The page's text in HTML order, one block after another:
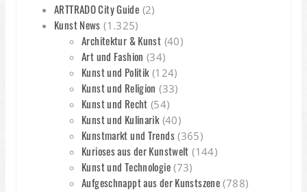
ARTTRADO City Guide (2)
Kunst News (1.325)
Architektur & Kunst (40)
Art und Fashion (34)
Kunst und Politik(124)
Kunst und Religion (33)
Kunst und Recht (54)
Kunst und Kulinarik(40)
Kunstmarkt und Trends(365)
Kurioses aus der Kunstwelt (144)
Kunst und Technologie(73)
Aufgeschnappt aus der Kunstszene (788)